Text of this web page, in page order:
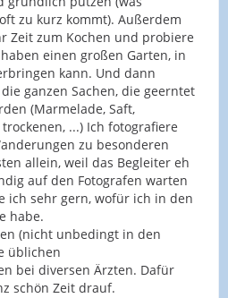
zu kurz kommt). Außerdem
Zeit zum Kochen und probiere
einen großen Garten, in
kann. Und dann
ganzen Sachen, die geerntet
(Marmelade, Saft,
...) Ich fotografiere
zu besonderen
allein, weil das Begleiter eh
auf den Fotografen warten
ich sehr gern, wofür ich in den
habe.
(nicht unbedingt in den
üblichen
bei diversen Ärzten. Dafür
schön Zeit drauf.